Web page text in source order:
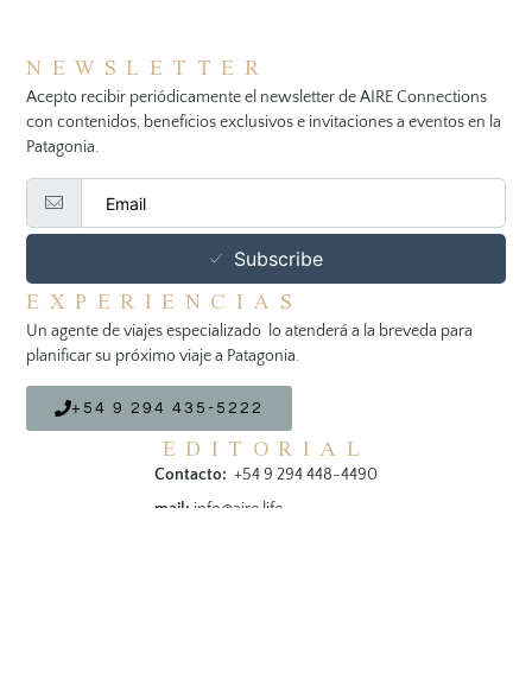
NEWSLETTER
Acepto recibir periódicamente el newsletter de AIRE Connections
con contenidos, beneficios exclusivos e invitaciones a eventos en la
Patagonia.
Subscribe
EXPERIENCIAS
Un agente de viajes especializado lo atenderá a la breveda para
planificar su próximo viaje a Patagonia.
+54 9 294 435-5222
EDITORIAL
Contacto: +54 9 294 448-4490
mail: info@aire.life